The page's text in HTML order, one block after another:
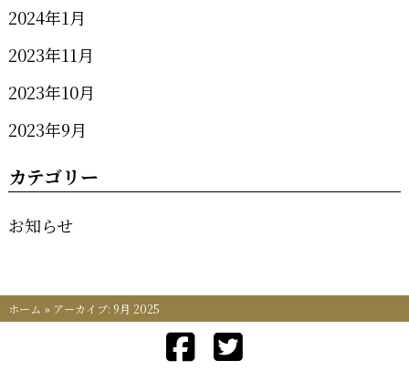
2024年1月
2023年11月
2023年10月
2023年9月
カテゴリー
お知らせ
ホーム » アーカイブ: 9月 2025